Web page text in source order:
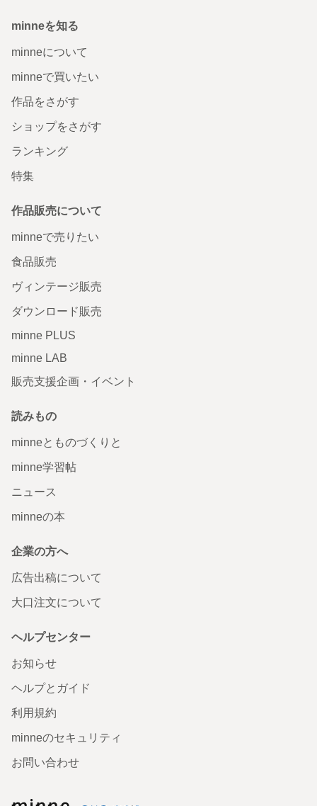
minneを知る
minneについて
minneで買いたい
作品をさがす
ショップをさがす
ランキング
特集
作品販売について
minneで売りたい
食品販売
ヴィンテージ販売
ダウンロード販売
minne PLUS
minne LAB
販売支援企画・イベント
読みもの
minneとものづくりと
minne学習帖
ニュース
minneの本
企業の方へ
広告出稿について
大口注文について
ヘルプセンター
お知らせ
ヘルプとガイド
利用規約
minneのセキュリティ
お問い合わせ